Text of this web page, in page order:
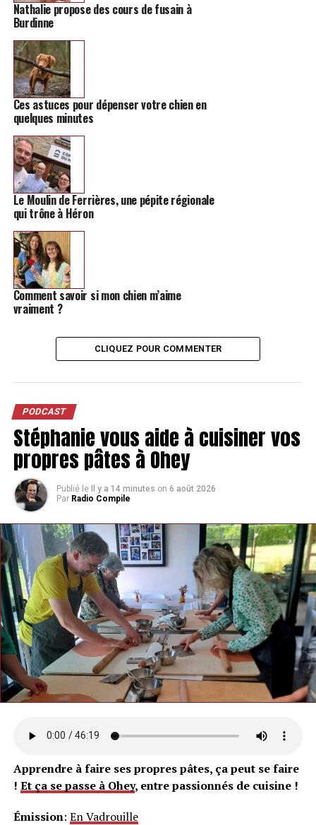
Nathalie propose des cours de fusain à
Burdinne
Ces astuces pour dépenser votre chien en
quelques minutes
Le Moulin de Ferrières, une pépite régionale
qui trône à Héron
Comment savoir si mon chien m’aime
vraiment ?
CLIQUEZ POUR COMMENTER
PODCAST
Stéphanie vous aide à cuisiner vos
propres pâtes à Ohey
Publié le Il y a 14 minutes on 6 août 2026
Par Radio Compile
Apprendre à faire ses propres pâtes, ça peut se faire
! Et ça se passe à Ohey, entre passionnés de cuisine !
Émission: En Vadrouille